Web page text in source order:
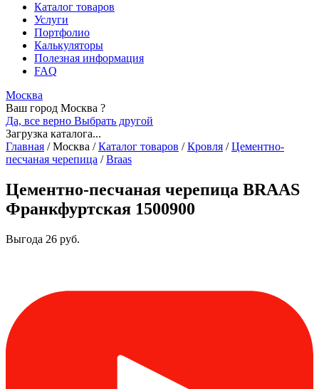
Каталог товаров
Услуги
Портфолио
Калькуляторы
Полезная информация
FAQ
Москва
Ваш город Москва ?
Да, все верно Выбрать другой
Загрузка каталога...
Главная /Москва / Каталог товаров / Кровля / Цементно-
песчаная черепица / Braas
Цементно-песчаная черепица BRAAS
Франкфуртская 1500900
Выгода 26 руб.